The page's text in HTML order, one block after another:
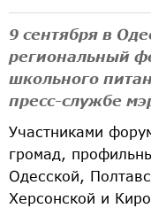
9 сентября в
региональный
школьного
пресс-службе
Участниками
громад,
Одесской,
Херсонской и